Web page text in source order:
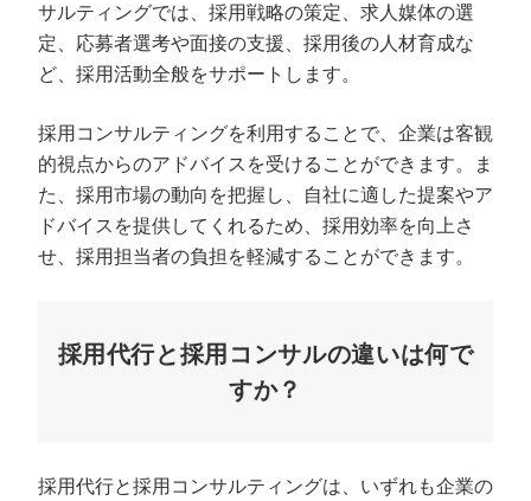
サルティングでは、採用戦略の策定、求人媒体の選
定、応募者選考や面接の支援、採用後の人材育成な
ど、採用活動全般をサポートします。
採用コンサルティングを利用することで、企業は客観
的視点からのアドバイスを受けることができます。ま
た、採用市場の動向を把握し、自社に適した提案やア
ドバイスを提供してくれるため、採用効率を向上さ
せ、採用担当者の負担を軽減することができます。
採用代行と採用コンサルの違いは何で
すか？
採用代行と採用コンサルティングは、いずれも企業の